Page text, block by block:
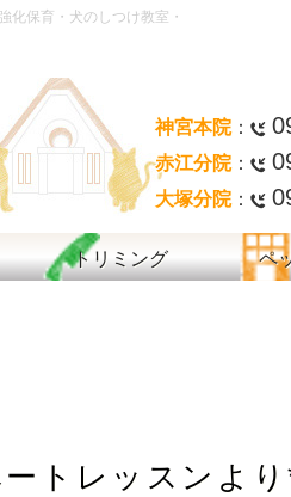
化保育・犬のしつけ教室・
神宮本院：
赤江分院：
大塚分院：
トリミング ペ
トレッスンよ